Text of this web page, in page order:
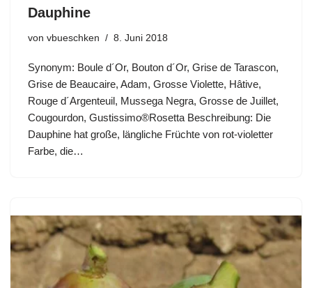
Dauphine
von vbueschken 8. Juni 2018
Synonym: Boule d´Or, Bouton d´Or, Grise de Tarascon,
Grise de Beaucaire, Adam, Grosse Violette, Hâtive,
Rouge d´Argenteuil, Mussega Negra, Grosse de Juillet,
Cougourdon, Gustissimo®Rosetta Beschreibung: Die
Dauphine hat große, längliche Früchte von rot-violetter
Farbe, die…